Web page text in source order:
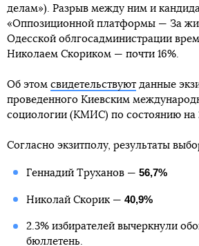
делам»). Разрыв между ним и
«Оппозиционной платформы — За
Одесской облгосадминистрации
Николаем Скориком — почти 16%.
Об этом свидетельствуют данные
проведенного Киевским
социологии (КМИС) по состоянию на
Согласно экзитполу, результаты
Геннадий Труханов — 56,7%
Николай Скорик — 40,9%
2.3% избирателей вычеркнули
бюллетень.